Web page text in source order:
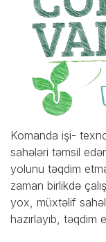
Komanda işi-
sahələri təmsil
yolunu təqdim
zaman birlikdə
yox, müxtəlif
hazırlayıb,